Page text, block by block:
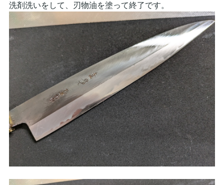
洗剤洗いをして、刃物油を塗って終了です。